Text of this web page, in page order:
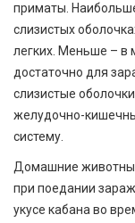
приматы.
слизистых
легких. Меньше – в
достаточно для
слизистые
желудочно-
систему.
Домашние
при поедании
укусе кабана во